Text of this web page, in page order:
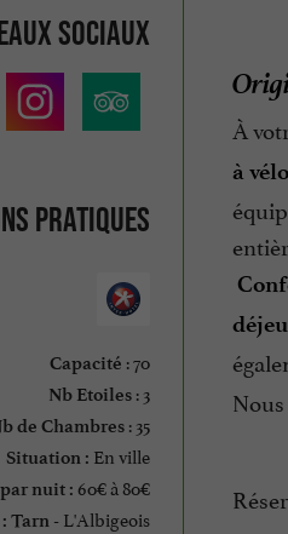
sociaux
pratiques
Capacité : 70
Nb Etoiles: 3
de Chambres: 35
Situation : En ville
nuit : 60€ à 80€
Tarn - L'Albigeois
À
à vélo